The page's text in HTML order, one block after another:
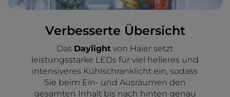
Verbesserte Übersicht
Das Daylight von Haier setzt
leistungsstarke LEDs für viel helleres und
intensiveres Kühlschranklicht ein, sodass
Sie beim Ein- und Ausräumen den
gesamten Inhalt bis nach hinten genau